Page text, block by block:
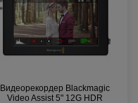
Видеорекордер Blackmagic
Video Assist 5" 12G HDR